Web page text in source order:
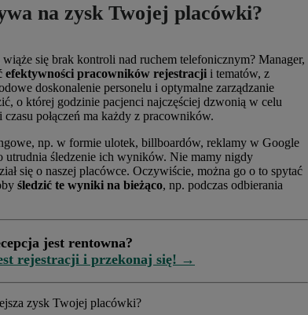
na zysk Twojej placówki?
się brak kontroli nad ruchem telefonicznym? Manager,
efektywności pracowników rejestracji i tematów, z
doskonalenie personelu i optymalne zarządzanie
o której godzinie pacjenci najczęściej dzwonią w celu
połączeń ma każdy z pracowników.
np. w formie ulotek, billboardów, reklamy w Google
utrudnia śledzenie ich wyników. Nie mamy nigdy
się o naszej placówce. Oczywiście, można go o to spytać
śledzić te wyniki na bieżąco, np. podczas odbierania
jest rentowna?
rejestracji i przekonaj się! →
zysk Twojej placówki?